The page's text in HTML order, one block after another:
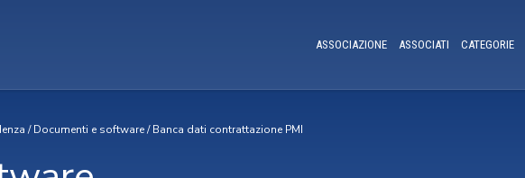
ASSOCIAZIONE ASSOCIATI CATEGORIE
/Documenti e software/Banca dati contrattazione PMI